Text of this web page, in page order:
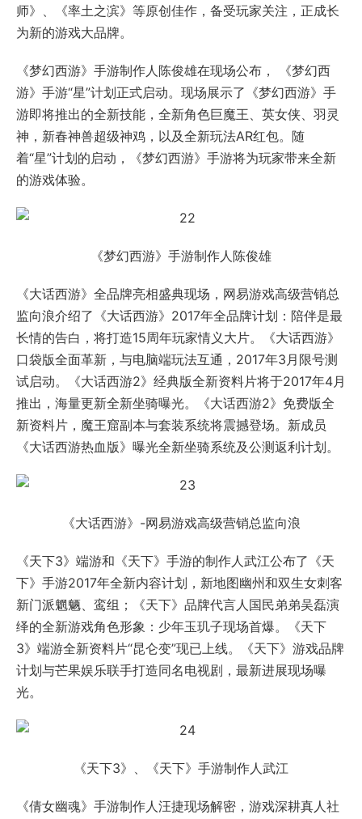
师》、《率土之滨》等原创佳作，备受玩家关注，正成长
为新的游戏大品牌。
《梦幻西游》手游制作人陈俊雄在现场公布， 《梦幻西
游》手游“星”计划正式启动。现场展示了《梦幻西游》手
游即将推出的全新技能，全新角色巨魔王、英女侠、羽灵
神，新春神兽超级神鸡，以及全新玩法AR红包。随
着“星”计划的启动，《梦幻西游》手游将为玩家带来全新
的游戏体验。
《梦幻西游》手游制作人陈俊雄
《大话西游》全品牌亮相盛典现场，网易游戏高级营销总
监向浪介绍了《大话西游》2017年全品牌计划：陪伴是最
长情的告白，将打造15周年玩家情义大片。《大话西游》
口袋版全面革新，与电脑端玩法互通，2017年3月限号测
试启动。《大话西游2》经典版全新资料片将于2017年4月
推出，海量更新全新坐骑曝光。《大话西游2》免费版全
新资料片，魔王窟副本与套装系统将震撼登场。新成员
《大话西游热血版》曝光全新坐骑系统及公测返利计划。
《大话西游》-网易游戏高级营销总监向浪
《天下3》端游和《天下》手游的制作人武江公布了《天
下》手游2017年全新内容计划，新地图幽州和双生女刺客
新门派魍魉、鸾组；《天下》品牌代言人国民弟弟吴磊演
绎的全新游戏角色形象：少年玉玑子现场首爆。《天下
3》端游全新资料片“昆仑变”现已上线。《天下》游戏品牌
计划与芒果娱乐联手打造同名电视剧，最新进展现场曝
光。
《天下3》、《天下》手游制作人武江
《倩女幽魂》手游制作人汪捷现场解密，游戏深耕真人社